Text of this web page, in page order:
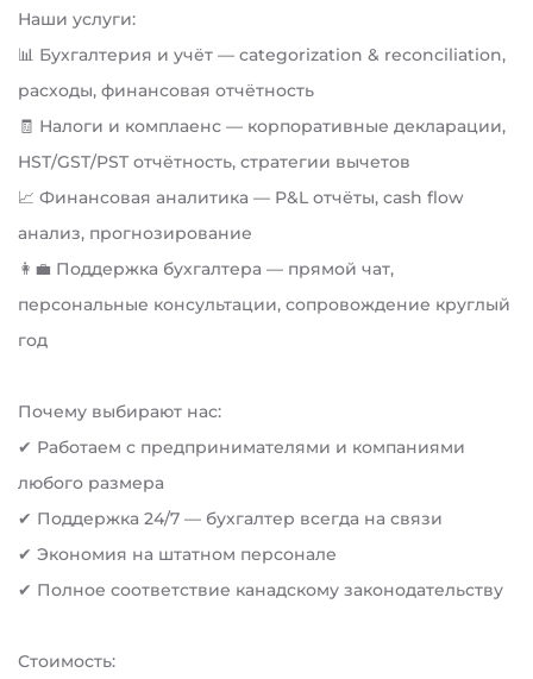
Наши услуги:
📊 Бухгалтерия и учёт — categorization & reconciliation,
расходы, финансовая отчётность
🧾 Налоги и комплаенс — корпоративные декларации,
HST/GST/PST отчётность, стратегии вычетов
📈 Финансовая аналитика — P&L отчёты, cash flow
анализ, прогнозирование
👩‍💼 Поддержка бухгалтера — прямой чат,
персональные консультации, сопровождение круглый
год
Почему выбирают нас:
✔ Работаем с предпринимателями и компаниями
любого размера
✔ Поддержка 24/7 — бухгалтер всегда на связи
✔ Экономия на штатном персонале
✔ Полное соответствие канадскому законодательству
Стоимость: